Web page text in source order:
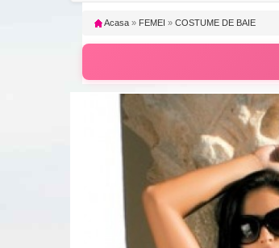
Acasa » FEMEI » COSTUME DE BAIE